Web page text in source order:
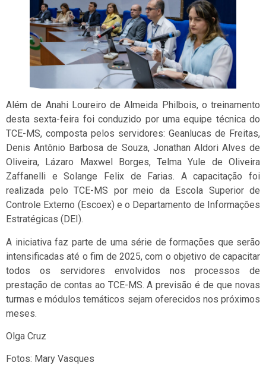
Além de Anahi Loureiro de Almeida Philbois, o treinamento
desta sexta-feira foi conduzido por uma equipe técnica do
TCE-MS, composta pelos servidores: Geanlucas de Freitas,
Denis Antônio Barbosa de Souza, Jonathan Aldori Alves de
Oliveira, Lázaro Maxwel Borges, Telma Yule de Oliveira
Zaffanelli e Solange Felix de Farias. A capacitação foi
realizada pelo TCE-MS por meio da Escola Superior de
Controle Externo (Escoex) e o Departamento de Informações
Estratégicas (DEI).
A iniciativa faz parte de uma série de formações que serão
intensificadas até o fim de 2025, com o objetivo de capacitar
todos os servidores envolvidos nos processos de
prestação de contas ao TCE-MS. A previsão é de que novas
turmas e módulos temáticos sejam oferecidos nos próximos
meses.
Olga Cruz
Fotos: Mary Vasques